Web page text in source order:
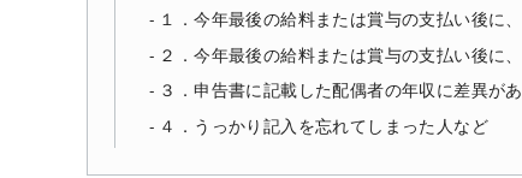
１．今年最後の給料または賞与の支払い後に
２．今年最後の給料または賞与の支払い後に
３．申告書に記載した配偶者の年収に差異が
４．うっかり記入を忘れてしまった人など